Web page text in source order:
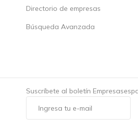
Directorio de empresas
Búsqueda Avanzada
Suscríbete al boletín